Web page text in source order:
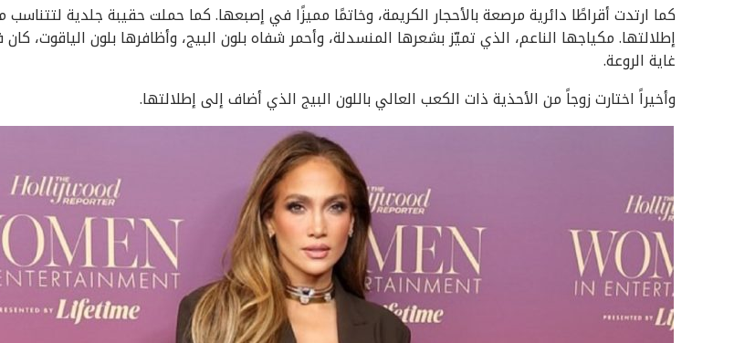
كما ارتدت أقراطًا دائرية مرصعة بالأحجار الكريمة، وخاتمًا مميزًا في إصبعها. كما حملت حقيبة جلدية لتتناسب
إطلالتها. مكياجها الناعم، الذي تميّز بشعرها المنسدلة، وأحمر شفاه بلون البيج، وأظافرها بلون الياقوت،
غاية الروعة.
وأخيراً اختارت زوجاً من الأحذية ذات الكعب العالي باللون البيج الذي أضاف إلى إطلالتها.